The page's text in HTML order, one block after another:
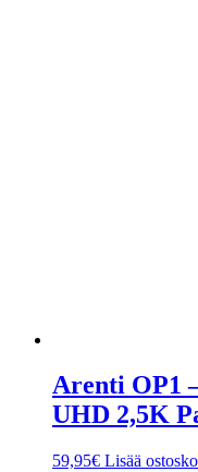
Arenti OP1
UHD 2,5K
59,95€ Lisää